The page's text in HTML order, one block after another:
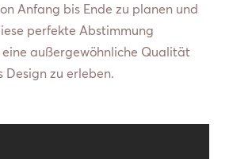
Anfang bis Ende zu planen und
perfekte Abstimmung
außergewöhnliche Qualität
zu erleben.